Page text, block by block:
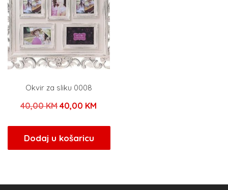
Okvir za sliku 0008
40,00KMIzvorna
bila
je:
40,00 KM
40,00 KM.
Dodaj u košaricu